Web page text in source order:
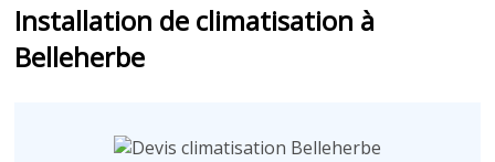
Installation de climatisation à
Belleherbe